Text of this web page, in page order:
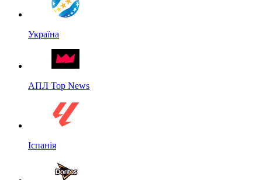
Україна
АПЛ Top News
Іспанія